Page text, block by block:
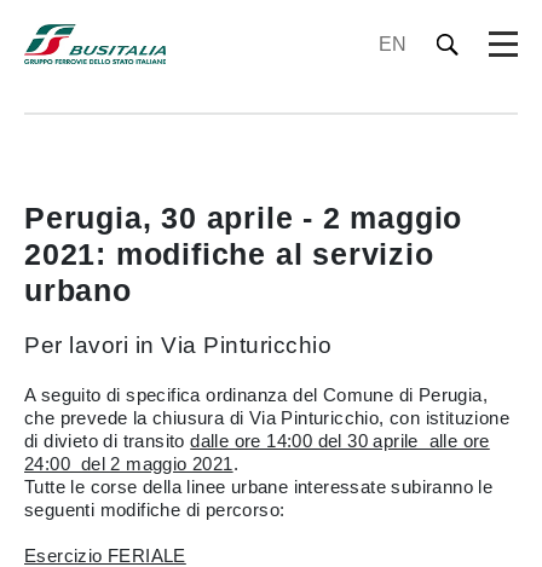
EN
Perugia, 30 aprile - 2 maggio
2021: modifiche al servizio
urbano
Per lavori in Via Pinturicchio
A seguito di specifica ordinanza del Comune di Perugia,
che prevede la chiusura di Via Pinturicchio, con istituzione
di divieto di transitodalle ore 14:00 del 30 aprile alle ore
24:00 del 2 maggio 2021.
Tutte le corse della linee urbane interessate subiranno le
seguenti modifiche di percorso:
Esercizio FERIALE